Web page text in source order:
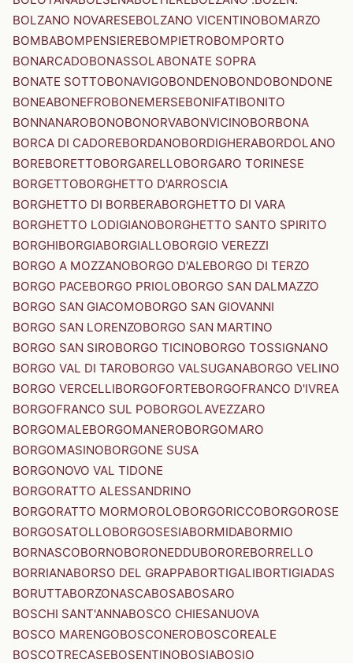
BOLZANO NOVARESEBOLZANO VICENTINOBOMARZO
BOMBABOMPENSIEREBOMPIETROBOMPORTO
BONARCADOBONASSOLABONATE SOPRA
BONATE SOTTOBONAVIGOBONDENOBONDOBONDONE
BONEABONEFROBONEMERSEBONIFATIBONITO
BONNANAROBONOBONORVABONVICINOBORBONA
BORCA DI CADOREBORDANOBORDIGHERABORDOLANO
BOREBORETTOBORGARELLOBORGARO TORINESE
BORGETTOBORGHETTO D'ARROSCIA
BORGHETTO DI BORBERABORGHETTO DI VARA
BORGHETTO LODIGIANOBORGHETTO SANTO SPIRITO
BORGHIBORGIABORGIALLOBORGIO VEREZZI
BORGO A MOZZANOBORGO D'ALEBORGO DI TERZO
BORGO PACEBORGO PRIOLOBORGO SAN DALMAZZO
BORGO SAN GIACOMOBORGO SAN GIOVANNI
BORGO SAN LORENZOBORGO SAN MARTINO
BORGO SAN SIROBORGO TICINOBORGO TOSSIGNANO
BORGO VAL DI TAROBORGO VALSUGANABORGO VELINO
BORGO VERCELLIBORGOFORTEBORGOFRANCO D'IVREA
BORGOFRANCO SUL POBORGOLAVEZZARO
BORGOMALEBORGOMANEROBORGOMARO
BORGOMASINOBORGONE SUSA
BORGONOVO VAL TIDONE
BORGORATTO ALESSANDRINO
BORGORATTO MORMOROLOBORGORICCOBORGOROSE
BORGOSATOLLOBORGOSESIABORMIDABORMIO
BORNASCOBORNOBORONEDDUBOROREBORRELLO
BORRIANABORSO DEL GRAPPABORTIGALIBORTIGIADAS
BORUTTABORZONASCABOSABOSARO
BOSCHI SANT'ANNABOSCO CHIESANUOVA
BOSCO MARENGOBOSCONEROBOSCOREALE
BOSCOTRECASEBOSENTINOBOSIABOSIO